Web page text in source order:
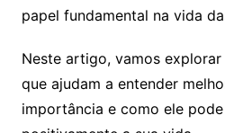
papel fundamental na vida
Neste artigo, vamos
que ajudam a entender
importância e como ele